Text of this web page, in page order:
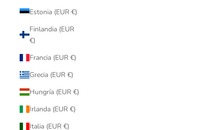
Estonia (EUR €)
Finlandia (EUR
€)
Francia (EUR €)
Grecia (EUR €)
Hungría (EUR €)
Irlanda (EUR €)
Italia (EUR €)